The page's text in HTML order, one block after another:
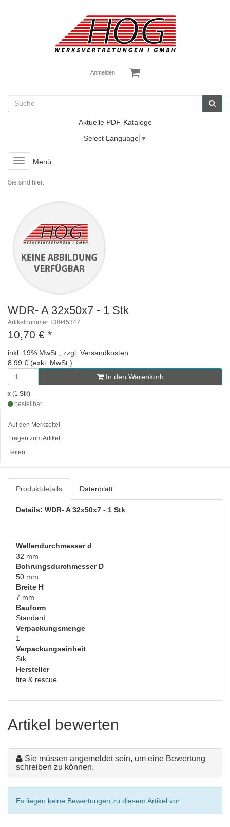
Anmelden
Aktuelle PDF-Kataloge
Select Language ▼
Toggle
navigation
Menü
Sie sind hier:
WDR- A 32x50x7 - 1 Stk
Artikelnummer: 00945347
10,70 € *
inkl. 19% MwSt., zzgl. Versandkosten
8,99 € (exkl. MwSt.)
In den Warenkorb
x (1 Stk)
bestellbar
Auf den Merkzettel
Fragen zum Artikel
Teilen
Produktdetails Datenblatt
Details: WDR- A 32x50x7 - 1 Stk
Wellendurchmesser d
32 mm
Bohrungsdurchmesser D
50 mm
Breite H
7 mm
Bauform
Standard
Verpackungsmenge
1
Verpackungseinheit
Stk
Hersteller
fire & rescue
Artikel bewerten
Sie müssen angemeldet sein, um eine Bewertung
schreiben zu können.
Es liegen keine Bewertungen zu diesem Artikel vor.